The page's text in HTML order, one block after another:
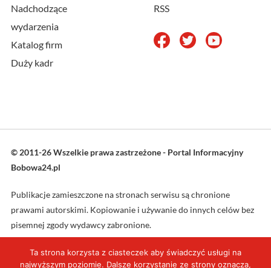
Nadchodzące
wydarzenia
Katalog firm
Duży kadr
RSS
© 2011-26 Wszelkie prawa zastrzeżone - Portal Informacyjny
Bobowa24.pl
Publikacje zamieszczone na stronach serwisu są chronione
prawami autorskimi. Kopiowanie i używanie do innych celów bez
pisemnej zgody wydawcy zabronione.
Projekt oraz wykonanie: L4web.pl
Ta strona korzysta z ciasteczek aby świadczyć usługi na
najwyższym poziomie. Dalsze korzystanie ze strony oznacza,